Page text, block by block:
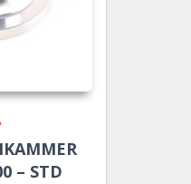
– STD